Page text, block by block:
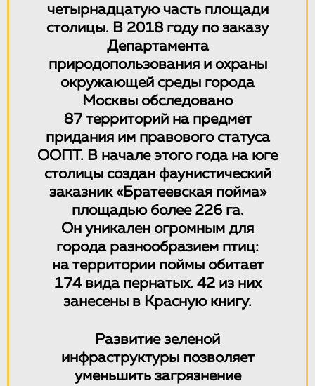
четырнадцатую часть площади
столицы. В 2018 году по заказу
Департамента
природопользования и охраны
окружающей среды города
Москвы обследовано
87 территорий на предмет
придания им правового статуса
ООПТ. В начале этого года на юге
столицы создан фаунистический
заказник «Братеевская пойма»
площадью более 226 га.
Он уникален огромным для
города разнообразием птиц:
на территории поймы обитает
174 вида пернатых. 42 из них
занесены в Красную книгу.
Развитие зеленой
инфраструктуры позволяет
уменьшить загрязнение